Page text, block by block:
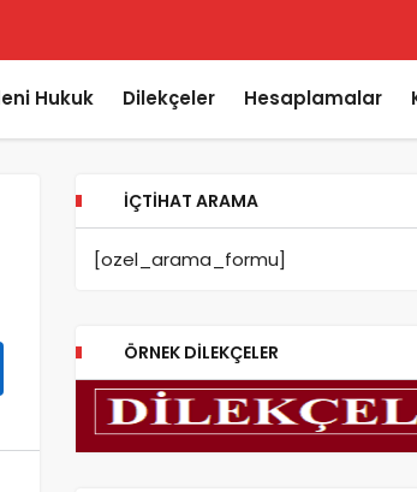
Hukuk Dilekçeler Hesaplamalar
İÇTIHAT ARAMA
[ozel_arama_formu]
ÖRNEK DILEKÇELER